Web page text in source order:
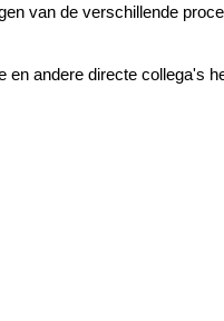
van de verschillende
andere directe collega's